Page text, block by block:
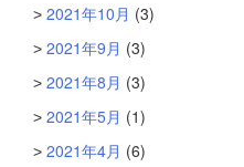
2021年10月 (3)
2021年9月 (3)
2021年8月 (3)
2021年5月 (1)
2021年4月 (6)